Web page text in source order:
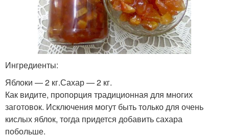
Ингредиенты:
Яблоки — 2 кг.Сахар — 2 кг.
Как видите, пропорция традиционная для многих
заготовок. Исключения могут быть только для очень
кислых яблок, тогда придется добавить сахара
побольше.